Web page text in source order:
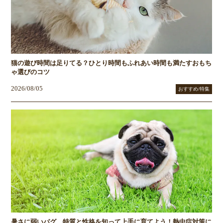
猫の遊び時間は足りてる？ひとり時間もふれあい時間も満たすおもち
ゃ選びのコツ
2026/08/05 おすすめ/特集